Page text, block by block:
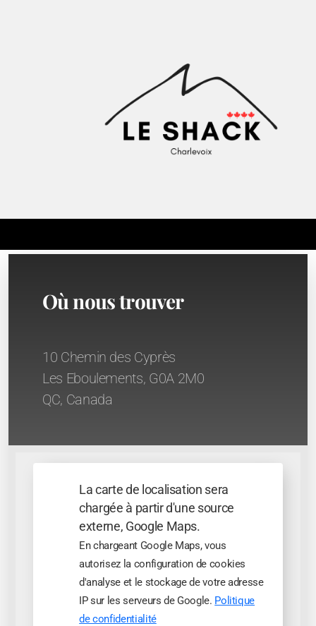
Où nous trouver
10 Chemin des Cyprès
Les Eboulements, G0A 2M0
QC, Canada
La carte de localisation sera
chargée à partir d'une source
externe, Google Maps.
En chargeant Google Maps, vous
autorisez la configuration de cookies
d'analyse et le stockage de votre adresse
IP sur les serveurs de Google. Politique
de confidentialité